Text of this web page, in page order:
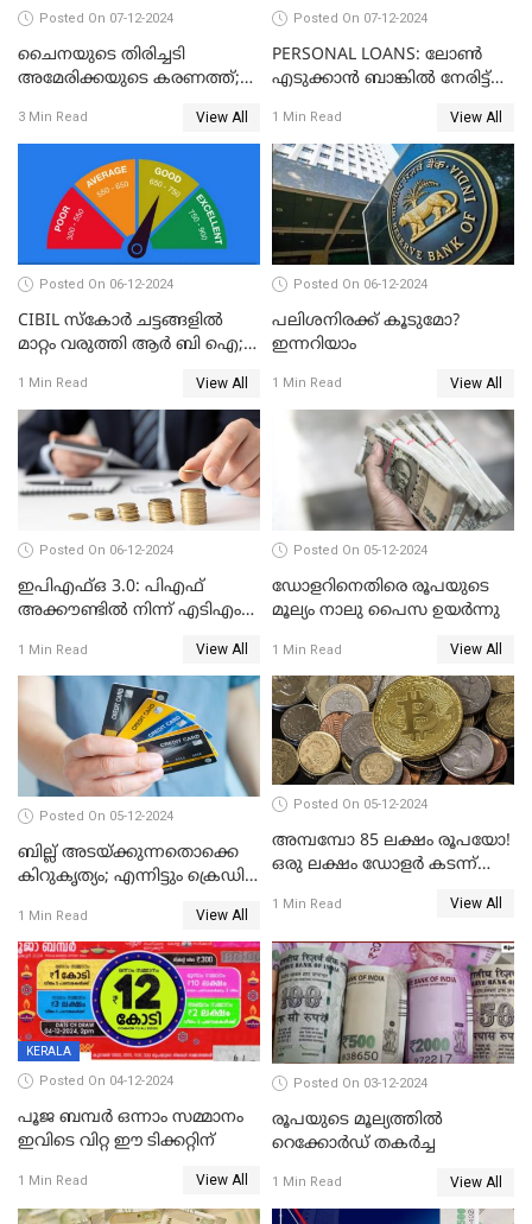
Posted On 07-12-2024
ചൈനയുടെ തിരിച്ചടി
അമേരിക്കയുടെ കരണത്ത്;
3 Min Read View All
Posted On 07-12-2024
PERSONAL LOANS: ലോൺ
എടുക്കാൻ ബാങ്കിൽ നേരിട്ട്
ചെയ്തുകൂടേ?
1 Min Read View All
Posted On 06-12-2024
CIBIL സ്കോർ ചട്ടങ്ങളിൽ
മാറ്റം വരുത്തി ആർ ബി ഐ;
ലോൺ എടുത്തവരും
അറിഞ്ഞിരിക്കേണ്ട
കാര്യങ്ങൾ
1 Min Read View All
Posted On 06-12-2024
പലിശനിരക്ക് കൂടുമോ?
ഇന്നറിയാം
1 Min Read View All
Posted On 06-12-2024
ഇപിഎഫ്ഒ 3.0: പിഎഫ്
അക്കൗണ്ടിൽ നിന്ന് എടിഎം
1 Min Read View All
Posted On 05-12-2024
ഡോളറിനെതിരെ രൂപയുടെ
മൂല്യം നാലു പൈസ ഉയര്‍ന്നു
1 Min Read View All
Posted On 05-12-2024
ബില്ല് അടയ്ക്കുന്നതൊക്കെ
കിറുകൃത്യം; എന്നിട്ടും ക്രെഡിറ്റ്
കൂടുന്നില്ലേ? കാരണം ഇതാണ്
1 Min Read View All
Posted On 05-12-2024
അമ്പമ്പോ 85 ലക്ഷം രൂപയോ!
ഒരു ലക്ഷം ഡോളർ കടന്ന്
1 Min Read View All
KERALA
Posted On 04-12-2024
പൂജ ബമ്പർ ഒന്നാം സമ്മാനം
ഇവിടെ വിറ്റ ഈ ടിക്കറ്റിന്
1 Min Read View All
Posted On 03-12-2024
രൂപയുടെ മൂല്യത്തില്‍
റെക്കോര്‍ഡ് തകര്‍ച്ച
1 Min Read View All